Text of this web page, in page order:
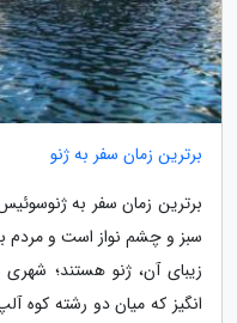
برترین زمان سفر به ژنو
برترین زمان سفر به
سبز و چشم نواز است و مردم
زیبای آن، ژنو هستند؛
انگیز که میان دو رشته کوه